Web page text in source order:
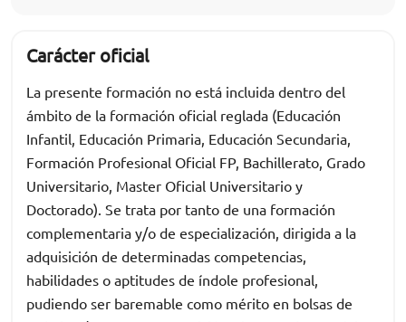
Carácter oficial
La presente formación no está incluida dentro del
ámbito de la formación oficial reglada (Educación
Infantil, Educación Primaria, Educación Secundaria,
Formación Profesional Oficial FP, Bachillerato, Grado
Universitario, Master Oficial Universitario y
Doctorado). Se trata por tanto de una formación
complementaria y/o de especialización, dirigida a la
adquisición de determinadas competencias,
habilidades o aptitudes de índole profesional,
pudiendo ser baremable como mérito en bolsas de